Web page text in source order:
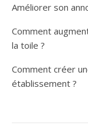
Améliorer son
Comment
la toile ?
Comment créer
établissement ?